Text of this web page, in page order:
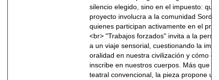
silencio elegido, sino en el impuesto: qué
proyecto involucra a la comunidad Sorda
quienes participan activamente en el
<br> "Trabajos forzados" invita a la
a un viaje sensorial, cuestionando la
oralidad en nuestra civilización y cómo el
inscribe en nuestros cuerpos. Más que
teatral convencional, la pieza propone